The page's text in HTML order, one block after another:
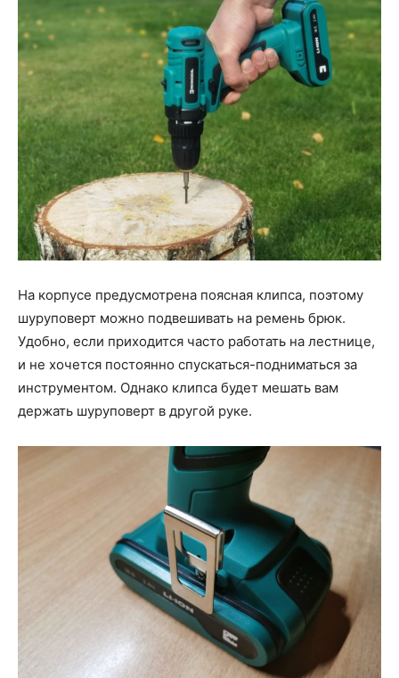
На корпусе предусмотрена поясная клипса, поэтому
шуруповерт можно подвешивать на ремень брюк.
Удобно, если приходится часто работать на лестнице,
и не хочется постоянно спускаться-подниматься за
инструментом. Однако клипса будет мешать вам
держать шуруповерт в другой руке.